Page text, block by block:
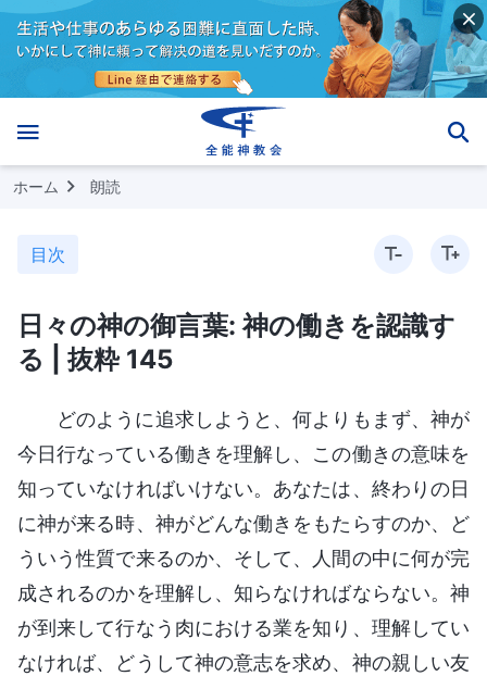
ホーム 朗読
目次
日々の神の御言葉: 神の働きを認識す
る | 抜粋 145
どのように追求しようと、何よりもまず、神が
今日行なっている働きを理解し、この働きの意味を
知っていなければいけない。あなたは、終わりの日
に神が来る時、神がどんな働きをもたらすのか、ど
ういう性質で来るのか、そして、人間の中に何が完
成されるのかを理解し、知らなければならない。神
が到来して行なう肉における業を知り、理解してい
なければ、どうして神の意志を求め、神の親しい友